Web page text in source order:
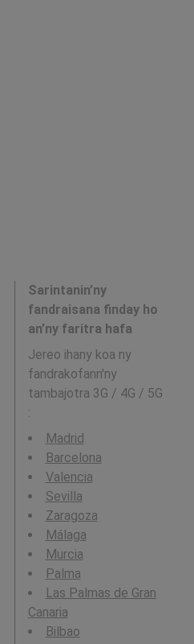
Sarintanin’ny
fandraisana finday ho
an’ny faritra hafa
Jereo ihany koa ny
fandrakofann'ny
tambajotra 3G / 4G / 5G
:
Madrid
Barcelona
Valencia
Sevilla
Zaragoza
Málaga
Murcia
Palma
Las Palmas de Gran
Canaria
Bilbao